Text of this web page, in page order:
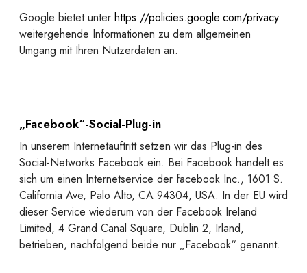
Google bietet unter https://policies.google.com/privacy
weitergehende Informationen zu dem allgemeinen
Umgang mit Ihren Nutzerdaten an.
„Facebook“-Social-Plug-in
In unserem Internetauftritt setzen wir das Plug-in des
Social-Networks Facebook ein. Bei Facebook handelt es
sich um einen Internetservice der facebook Inc., 1601 S.
California Ave, Palo Alto, CA 94304, USA. In der EU wird
dieser Service wiederum von der Facebook Ireland
Limited, 4 Grand Canal Square, Dublin 2, Irland,
betrieben, nachfolgend beide nur „Facebook“ genannt.